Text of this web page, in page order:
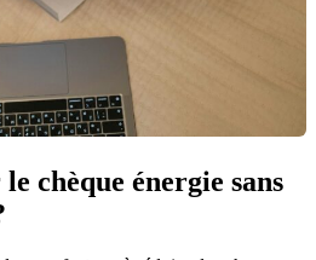
chèque énergie sans